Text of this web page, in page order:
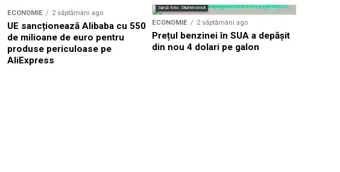
ECONOMIE 2 săptămâni ago
UE sancționează Alibaba cu 550
de milioane de euro pentru
produse periculoase pe
AliExpress
Sursă foto: Shutterstock
ECONOMIE 2 săptămâni ago
Prețul benzinei în SUA a depășit
din nou 4 dolari pe galon